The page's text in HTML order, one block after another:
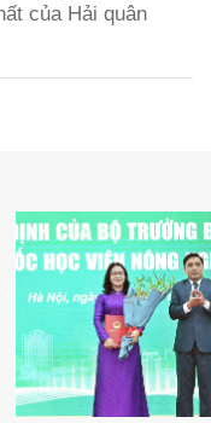
của Hải quân